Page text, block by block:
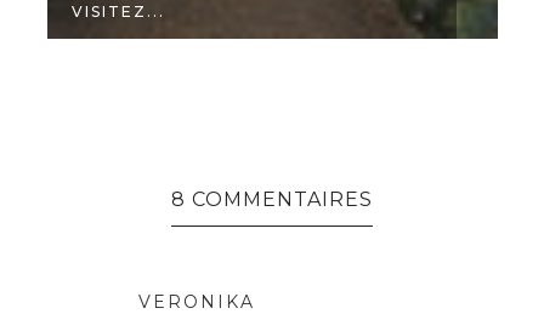
VISITEZ...
8 COMMENTAIRES
VERONIKA